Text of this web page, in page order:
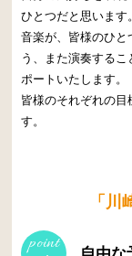
ひとつだと思います。
音楽が、皆様のひと
う、また演奏する
ポートいたします。
皆様のそれぞれの
す。
「
point